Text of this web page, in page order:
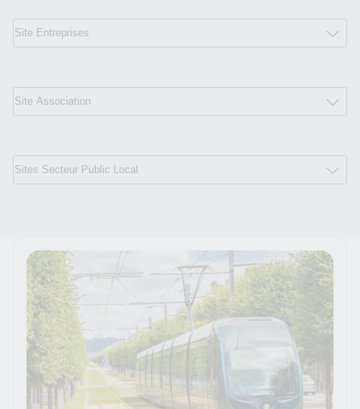
Site Entreprises
Site Association
Sites Secteur Public Local